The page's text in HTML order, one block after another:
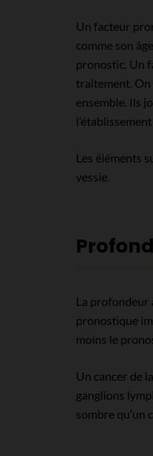
Un facteur
comme son
pronostic. Un
traitement.
ensemble. Ils
Les éléments
vessie.
La profondeur
pronostique
moins le
Un cancer de
ganglions
sombre qu’un